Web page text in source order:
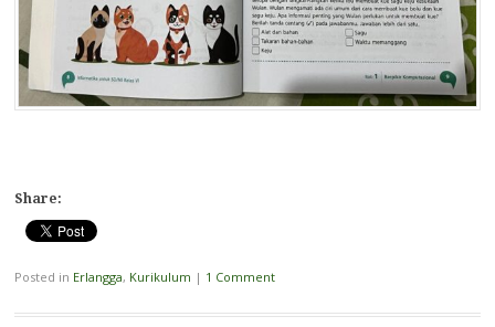
Share:
Posted in Erlangga, Kurikulum | 1 Comment